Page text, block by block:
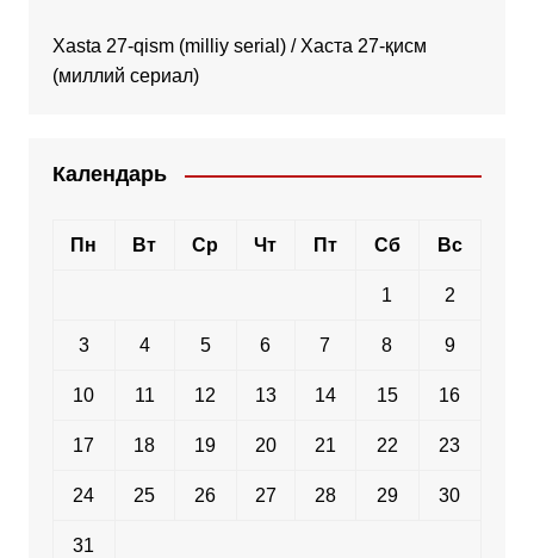
Xasta 27-qism (milliy serial) / Хаста 27-қисм
(миллий сериал)
Календарь
Пн Вт Ср Чт Пт Сб Вс
1 2
3 4 5 6 7 8 9
10 11 12 13 14 15 16
17 18 19 20 21 22 23
24 25 26 27 28 29 30
31